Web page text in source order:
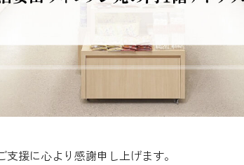
援に心より感謝申し上げます。